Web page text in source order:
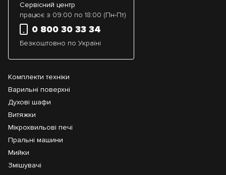
Сервісний центр
працює з 09:00 по 18:00 (Пн-Пт)
0 800 30 33 34
Безкоштовно по Україні
Комплекти техніки
Варильні поверхні
Духові шафи
Витяжки
Мікрохвильові печі
Пральні машини
Мийки
Змішувачі